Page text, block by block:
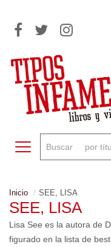
Toggle navigation
Inicio SEE, LISA
SEE, LISA
Lisa See es la autora de
figurado en la lista de